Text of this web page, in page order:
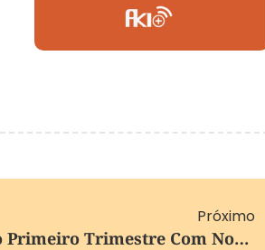
Próximo
Lucro Da Caixa Cai 34% No Primeiro Trimestre Com Novas Regras Do BC